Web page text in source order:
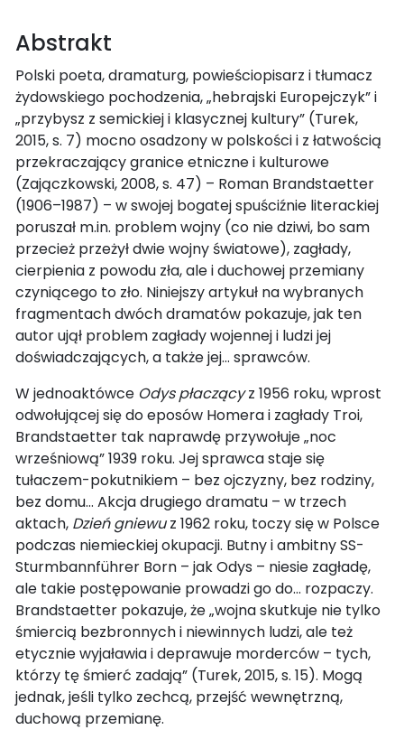
Abstrakt
Polski poeta, dramaturg, powieściopisarz i tłumacz
żydowskiego pochodzenia, „hebrajski Europejczyk” i
„przybysz z semickiej i klasycznej kultury” (Turek,
2015, s. 7) mocno osadzony w polskości i z łatwością
przekraczający granice etniczne i kulturowe
(Zajączkowski, 2008, s. 47) – Roman Brandstaetter
(1906–1987) – w swojej bogatej spuściźnie literackiej
poruszał m.in. problem wojny (co nie dziwi, bo sam
przecież przeżył dwie wojny światowe), zagłady,
cierpienia z powodu zła, ale i duchowej przemiany
czyniącego to zło. Niniejszy artykuł na wybranych
fragmentach dwóch dramatów pokazuje, jak ten
autor ujął problem zagłady wojennej i ludzi jej
doświadczających, a także jej… sprawców.
W jednoaktówce Odys płaczącyz 1956 roku, wprost
odwołującej się do eposów Homera i zagłady Troi,
Brandstaetter tak naprawdę przywołuje „noc
wrześniową” 1939 roku. Jej sprawca staje się
tułaczem-pokutnikiem – bez ojczyzny, bez rodziny,
bez domu… Akcja drugiego dramatu – w trzech
aktach, Dzień gniewuz 1962 roku, toczy się w Polsce
podczas niemieckiej okupacji. Butny i ambitny SS-
Sturmbannführer Born – jak Odys – niesie zagładę,
ale takie postępowanie prowadzi go do… rozpaczy.
Brandstaetter pokazuje, że „wojna skutkuje nie tylko
śmiercią bezbronnych i niewinnych ludzi, ale też
etycznie wyjaławia i deprawuje morderców – tych,
którzy tę śmierć zadają” (Turek, 2015, s. 15). Mogą
jednak, jeśli tylko zechcą, przejść wewnętrzną,
duchową przemianę.